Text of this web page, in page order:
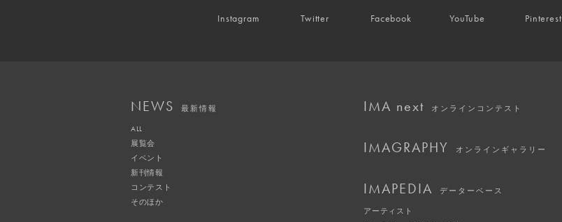
Instagram Twitter Facebook YouTube Pinterest
NEWS 最新情報
ALL
展覧会
イベント
新刊情報
コンテスト
そのほか
IMA next オンラインコンテスト
IMAGRAPHY オンラインギャラリー
IMAPEDIA データーベース
アーティスト